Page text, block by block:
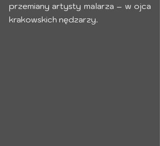
przemiany artysty malarza – w ojca
krakowskich nędzarzy.